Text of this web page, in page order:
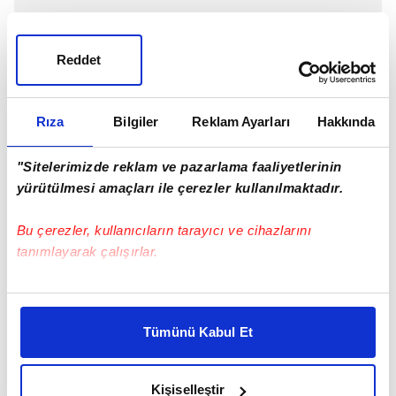
Rıza Bilgiler Reklam Ayarları Hakkında
"Sitelerimizde reklam ve pazarlama faaliyetlerinin
yürütülmesi amaçları ile çerezler kullanılmaktadır.
Bu çerezler, kullanıcıların tarayıcı ve cihazlarını
tanımlayarak çalışırlar.
Bu çerezlere izin vermeniz halinde sizlere özel
daha iyi reklam deneyimi yaşatabiliriz. Bunu yaparken
amacımızın size daha iyi bir reklam deneyimi sunmak
Tümünü Kabul Et
Kişiselleştir
Reddet